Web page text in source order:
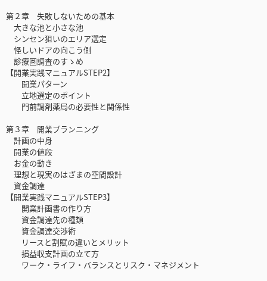
第２章 失敗しないための基本
大きな池と小さな池
シンセン狙いのエリア選定
怪しいドアの向こう側
診療圏調査のすゝめ
【開業実践マニュアルSTEP2】
開業パターン
立地選定のポイント
門前調剤薬局の必要性と関係性
第３章 開業プランニング
計画の中身
開業の値段
お金の動き
理想と現実のはざまの空間設計
資金調達
【開業実践マニュアルSTEP3】
開業計画書の作り方
資金調達先の種類
資金調達交渉術
リースと割賦の違いとメリット
損益収支計画の立て方
ワーク・ライフ・バランスとリスク・マネジメント